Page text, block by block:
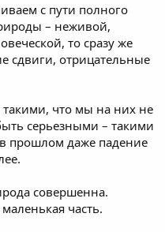
с пути полного
– неживой,
то сразу же
сдвиги, отрицательные
что мы на них не
серьезными – такими
в прошлом даже падение
совершенна.
часть.